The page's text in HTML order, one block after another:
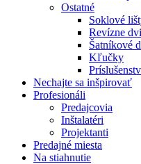
Ostatné
Soklové
Revízne
Šatníkové
Kľučky
Nechajte sa inšpirovať
Profesionáli
Predajcovia
Inštalatéri
Projektanti
Predajné miesta
Na stiahnutie